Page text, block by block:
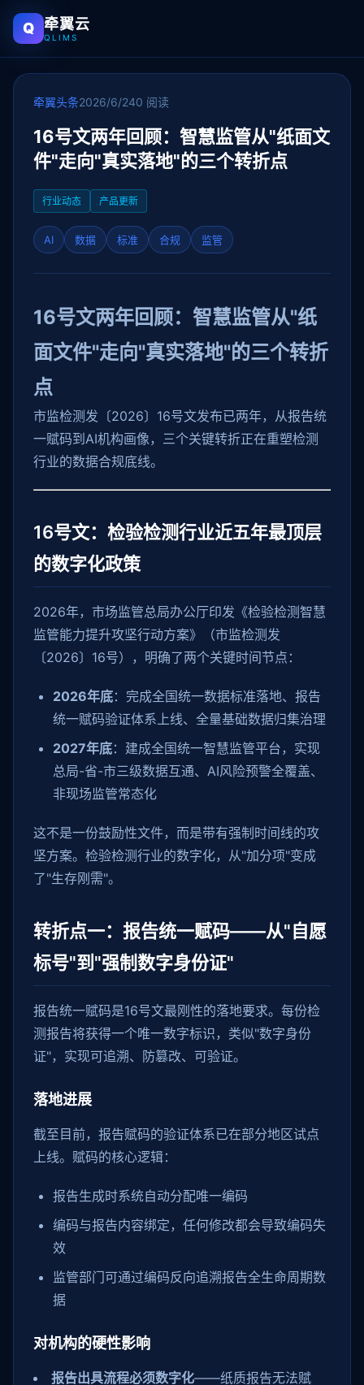
Q 牵翼云
QLIMS
牵翼头条2026/6/240 阅读
16号文两年回顾：智慧监管从"纸面文
件"走向"真实落地"的三个转折点
行业动态 产品更新
AI 数据 标准 合规 监管
16号文两年回顾：智慧监管从"纸
面文件"走向"真实落地"的三个转折
点
市监检测发〔2026〕16号文发布已两年，从报告统
一赋码到AI机构画像，三个关键转折正在重塑检测
行业的数据合规底线。
16号文：检验检测行业近五年最顶层
的数字化政策
2026年，市场监管总局办公厅印发《检验检测智慧
监管能力提升攻坚行动方案》（市监检测发
〔2026〕16号），明确了两个关键时间节点：
2026年底：完成全国统一数据标准落地、报告
统一赋码验证体系上线、全量基础数据归集治理
2027年底：建成全国统一智慧监管平台，实现
总局-省-市三级数据互通、AI风险预警全覆盖、
非现场监管常态化
这不是一份鼓励性文件，而是带有强制时间线的攻
坚方案。检验检测行业的数字化，从"加分项"变成
了"生存刚需"。
转折点一：报告统一赋码——从"自愿
标号"到"强制数字身份证"
报告统一赋码是16号文最刚性的落地要求。每份检
测报告将获得一个唯一数字标识，类似"数字身份
证"，实现可追溯、防篡改、可验证。
落地进展
截至目前，报告赋码的验证体系已在部分地区试点
上线。赋码的核心逻辑：
报告生成时系统自动分配唯一编码
编码与报告内容绑定，任何修改都会导致编码失
效
监管部门可通过编码反向追溯报告全生命周期数
据
对机构的硬性影响
报告出具流程必须数字化——纸质报告无法赋